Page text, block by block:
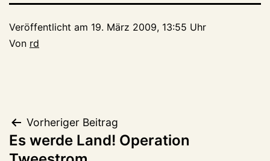
Veröffentlicht am 19. März 2009, 13:55 Uhr
Von rd
Beitragsnavigation
Vorheriger Beitrag
Es werde Land! Operation